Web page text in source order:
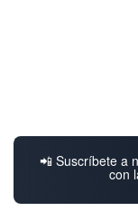
📲 Suscríbete a
con